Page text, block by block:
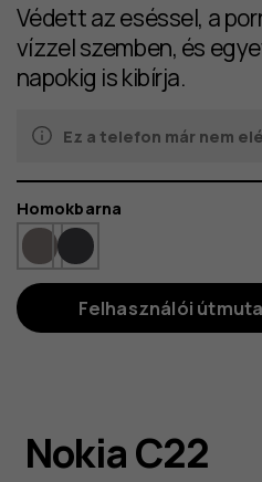
Védett az eséssel, a
vízzel szemben, és
napokig is kibírja.
Ez a telefon már nem
Szín
Homokbarna
Felhasználói
Nokia C22